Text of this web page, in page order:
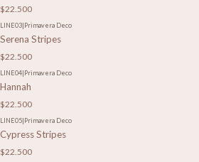
$22.500
LINE03|Primavera Deco
Serena Stripes
$22.500
LINE04|Primavera Deco
Hannah
$22.500
LINE05|Primavera Deco
Cypress Stripes
$22.500